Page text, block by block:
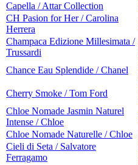
Capella / Attar Collection
CH Pasion for Her / Carolina
Herrera
Champaca Edizione Millesimata /
Trussardi
Chance Eau Splendide / Chanel
Cherry Smoke / Tom Ford
Chloe Nomade Jasmin Naturel
Intense / Chloe
Chloe Nomade Naturelle / Chloe
Cieli di Seta / Salvatore
Ferragamo